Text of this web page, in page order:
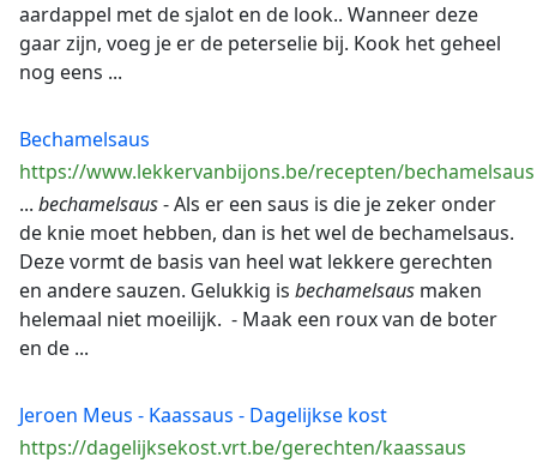
aardappel met de sjalot en de look.. Wanneer deze
gaar zijn, voeg je er de peterselie bij. Kook het geheel
nog eens ...
Bechamelsaus
https://www.lekkervanbijons.be/recepten/bechamelsaus
... bechamelsaus- Als er een saus is die je zeker onder
de knie moet hebben, dan is het wel de bechamelsaus.
Deze vormt de basis van heel wat lekkere gerechten
en andere sauzen. Gelukkig is bechamelsaus maken
helemaal niet moeilijk. - Maak een roux van de boter
en de ...
Jeroen Meus - Kaassaus - Dagelijkse kost
https://dagelijksekost.vrt.be/gerechten/kaassaus